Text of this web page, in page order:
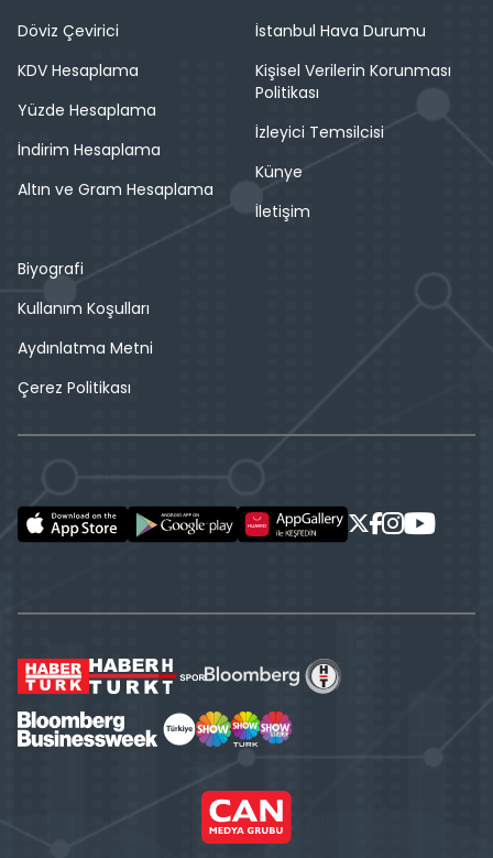
Döviz Çevirici
KDV Hesaplama
Yüzde Hesaplama
İndirim Hesaplama
Altın ve Gram Hesaplama
İstanbul Hava Durumu
Kişisel Verilerin Korunması
Politikası
İzleyici Temsilcisi
Künye
İletişim
Biyografi
Kullanım Koşulları
Aydınlatma Metni
Çerez Politikası